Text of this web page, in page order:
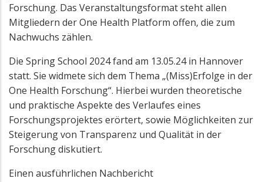
Forschung. Das Veranstaltungsformat steht allen
Mitgliedern der One Health Platform offen, die zum
Nachwuchs zählen.
Die Spring School 2024 fand am 13.05.24 in Hannover
statt. Sie widmete sich dem Thema „(Miss)Erfolge in der
One Health Forschung“. Hierbei wurden theoretische
und praktische Aspekte des Verlaufes eines
Forschungsprojektes erörtert, sowie Möglichkeiten zur
Steigerung von Transparenz und Qualität in der
Forschung diskutiert.
Einen ausführlichen Nachbericht